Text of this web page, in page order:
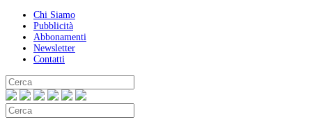
Chi Siamo
Pubblicità
Abbonamenti
Newsletter
Contatti